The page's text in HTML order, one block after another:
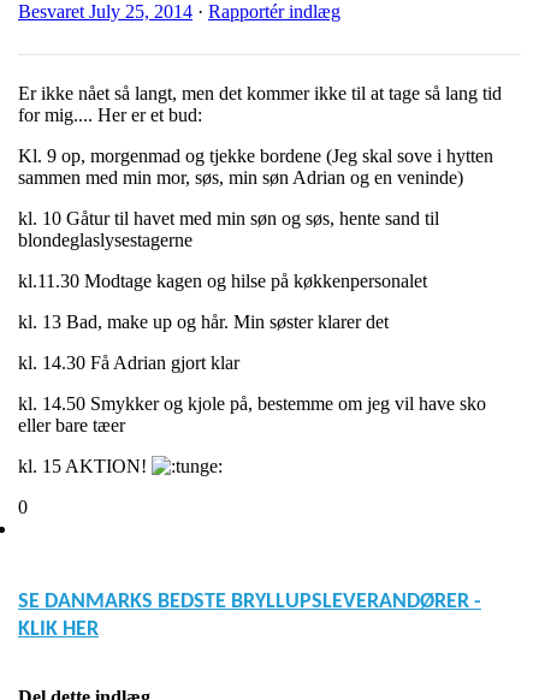
Besvaret July 25, 2014 · Rapportér indlæg
Er ikke nået så langt, men det kommer ikke til at tage så lang tid
for mig.... Her er et bud:
Kl. 9 op, morgenmad og tjekke bordene (Jeg skal sove i hytten
sammen med min mor, søs, min søn Adrian og en veninde)
kl. 10 Gåtur til havet med min søn og søs, hente sand til
blondeglaslysestagerne
kl.11.30 Modtage kagen og hilse på køkkenpersonalet
kl. 13 Bad, make up og hår. Min søster klarer det
kl. 14.30 Få Adrian gjort klar
kl. 14.50 Smykker og kjole på, bestemme om jeg vil have sko
eller bare tæer
kl. 15 AKTION!
0
SE DANMARKS BEDSTE BRYLLUPSLEVERANDØRER -
KLIK HER